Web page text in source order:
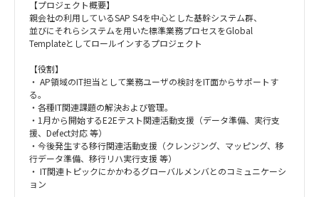
【プロジェクト概要】
親会社の利用しているSAP S4を中心とした基幹システム群、
並びにそれらシステムを用いた標準業務プロセスをGlobal
Templateとしてロールインするプロジェクト
【役割】
・ AP領域のIT担当として業務ユーザの検討をIT面からサポートす
る。
・各種IT関連課題の解決および管理。
・1月から開始するE2Eテスト関連活動支援（データ準備、実行支
援、Defect対応 等）
・今後発生する移行関連活動支援（クレンジング、マッピング、移
行データ準備、移行リハ実行支援 等）
・ IT関連トピックにかかわるグローバルメンバとのコミュニケーシ
ョン